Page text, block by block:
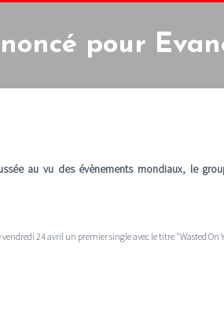
pour
au vu des évènements mondiaux, le
vendredi 24 avril un premier single avec le titre "Wasted On